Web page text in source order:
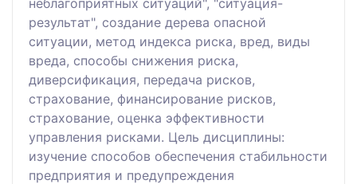
результат", создание дерева опасной
ситуации, метод индекса риска, вред, виды
вреда, способы снижения риска,
диверсификация, передача рисков,
страхование, финансирование рисков,
страхование, оценка эффективности
управления рисками. Цель дисциплины:
изучение способов обеспечения стабильности
предприятия и предупреждения